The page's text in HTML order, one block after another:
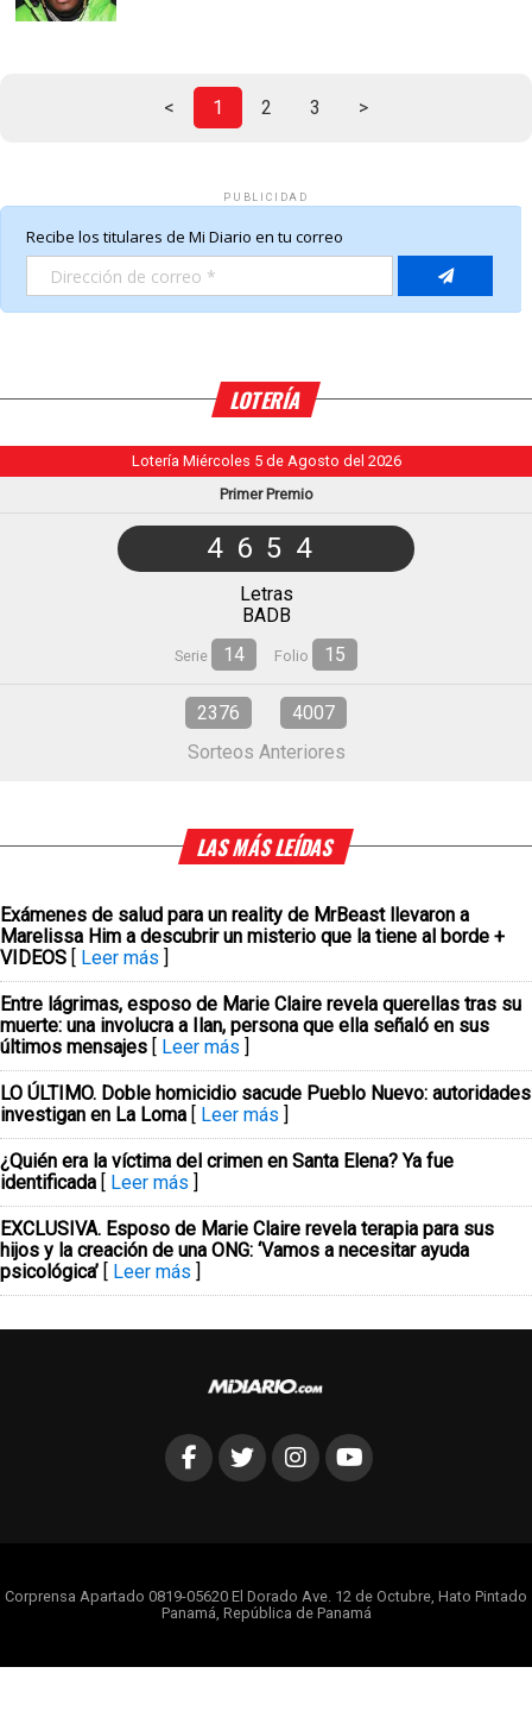
< 1 2 3 >
PUBLICIDAD
LOTERÍA
Lotería Miércoles 5 de Agosto del 2026
Primer Premio
4654
Letras
BADB
Serie 14 Folio 15
2376
4007
Sorteos Anteriores
LAS MÁS LEÍDAS
Exámenes de salud para un reality de MrBeast llevaron a
Marelissa Him a descubrir un misterio que la tiene al borde +
VIDEOS [ Leer más ]
Entre lágrimas, esposo de Marie Claire revela querellas tras su
muerte: una involucra a Ilan, persona que ella señaló en sus
últimos mensajes [ Leer más ]
LO ÚLTIMO. Doble homicidio sacude Pueblo Nuevo: autoridades
investigan en La Loma [ Leer más ]
¿Quién era la víctima del crimen en Santa Elena? Ya fue
identificada [ Leer más ]
EXCLUSIVA. Esposo de Marie Claire revela terapia para sus
hijos y la creación de una ONG: ‘Vamos a necesitar ayuda
psicológica’ [ Leer más ]
Corprensa Apartado 0819-05620 El Dorado Ave. 12 de Octubre, Hato Pintado
Panamá, República de Panamá